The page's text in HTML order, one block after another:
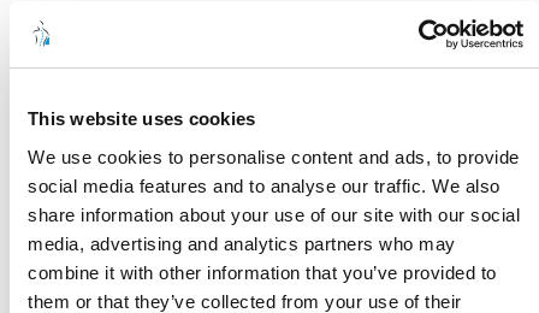
This website uses cookies
We use cookies to personalise content and ads, to provide
social media features and to analyse our traffic. We also
share information about your use of our site with our social
media, advertising and analytics partners who may
combine it with other information that you’ve provided to
them or that they’ve collected from your use of their
ARMSTEUNEN MET EXTRA
KANTELVERSTELLING
combinatie met artikel 57-10-16-OPT) (prijs per paar)
Lees meer
Breed assortiment behandel- en onderzoekstafels
Service, onderdelen en ondersteuning op lange termijn
Ontwikkeld en geproduceerd in Nederland
Robuuste kwaliteit voor intensief dagelijks gebruik
Duurzame materialen en lange levensduur